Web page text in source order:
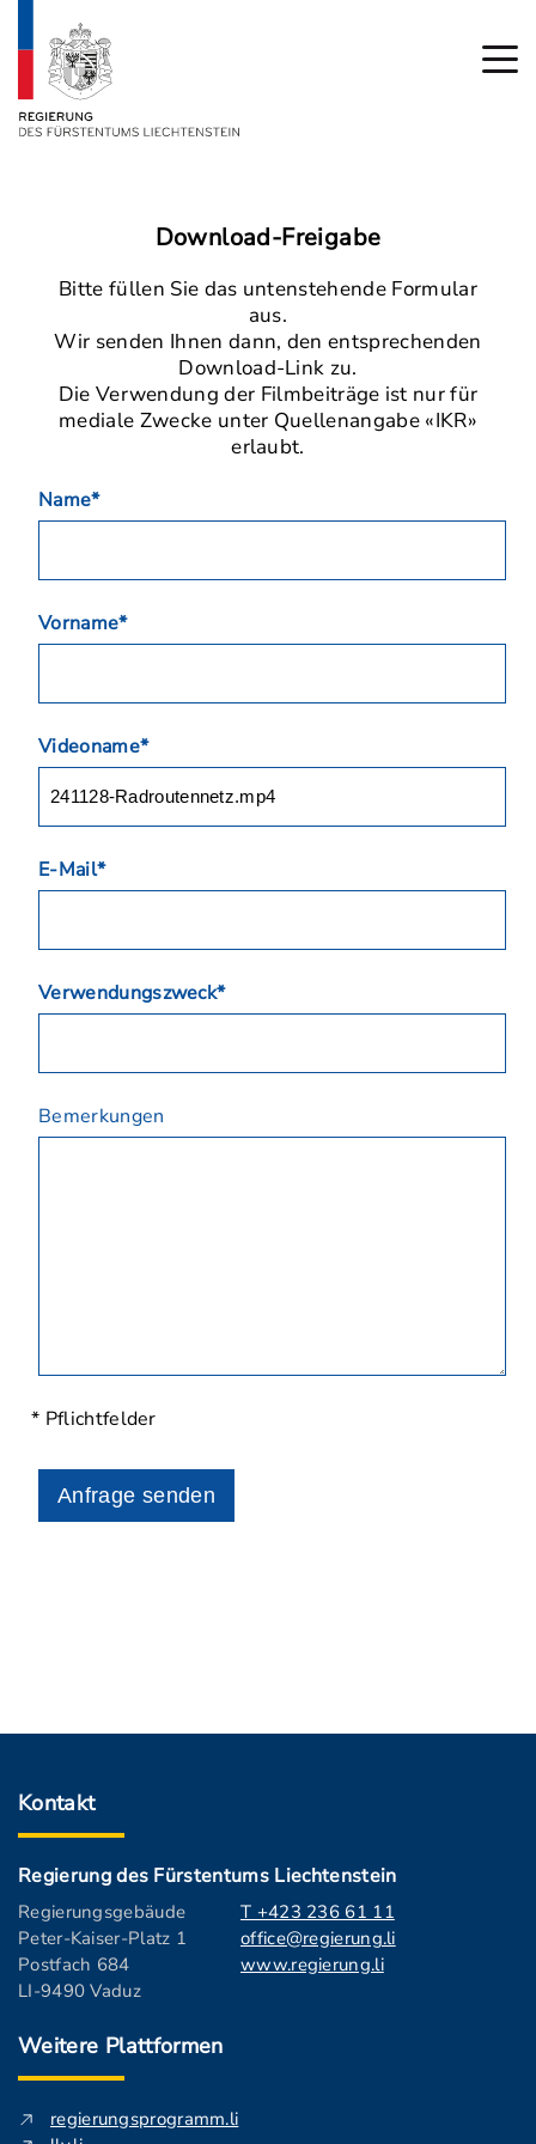
Download-Freigabe
Bitte füllen Sie das untenstehende Formular
aus.
Wir senden Ihnen dann, den entsprechenden
Download-Link zu.
Die Verwendung der Filmbeiträge ist nur für
mediale Zwecke unter Quellenangabe «IKR»
erlaubt.
Name*
Vorname*
Videoname*
E-Mail*
Verwendungszweck*
Bemerkungen
* Pflichtfelder
Anfrage senden
Kontakt
Regierung des Fürstentums Liechtenstein
Regierungsgebäude
Peter-Kaiser-Platz 1
Postfach 684
LI-9490 Vaduz
T +423 236 61 11
office@regierung.li
www.regierung.li
Weitere Plattformen
regierungsprogramm.li